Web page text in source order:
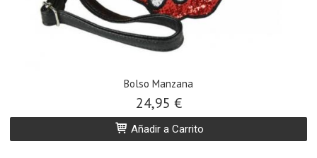
Bolso Manzana
24,95 €
Añadir a Carrito